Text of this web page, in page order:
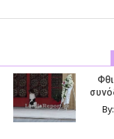
By: